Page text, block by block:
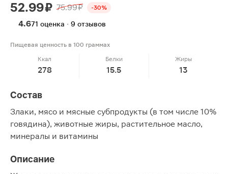
52.99 ₽ 75.99 ₽ -30%
4.671 оценка · 9 отзывов
Пищевая ценность в 100 граммах
Ккал
278
Белки
15.5
Жиры
13
Состав
Злаки, мясо и мясные субпродукты (в том числе 10%
говядина), животные жиры, растительное масло,
минералы и витамины
Описание